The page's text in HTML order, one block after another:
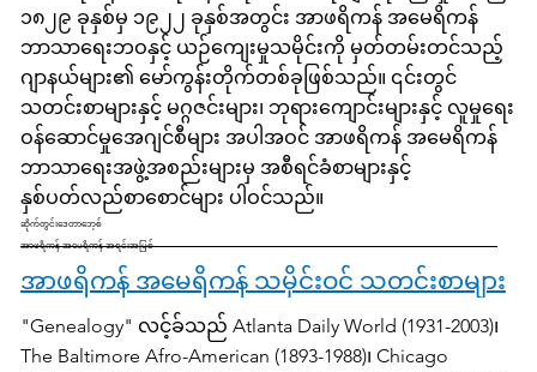
၁၈၂၉ ခုနှစ်မှ ၁၉၂၂ ခုနှစ်အတွင်း အာဖရိကန် အမေရိကန်
ဘာသာရေးဘဝနှင့် ယဉ်ကျေးမှုသမိုင်းကို မှတ်တမ်းတင်သည့်
ဂျာနယ်များ၏ မော်ကွန်းတိုက်တစ်ခုဖြစ်သည်။ ၎င်းတွင်
သတင်းစာများနှင့် မဂ္ဂဇင်းများ၊ ဘုရားကျောင်းများနှင့် လူမှုရေး
ဝန်ဆောင်မှုအေဂျင်စီများ အပါအဝင် အာဖရိကန် အမေရိကန်
ဘာသာရေးအဖွဲ့အစည်းများမှ အစီရင်ခံစာများနှင့်
နှစ်ပတ်လည်စာစောင်များ ပါဝင်သည်။
ဆိုက်တွင်းဒေတာဘေ့စ်
အာဖရိကန် အမေရိကန် အရင်းအမြစ်
အာဖရိကန် အမေရိကန် သမိုင်းဝင် သတင်းစာများ
"Genealogy" လင့်ခ်သည် Atlanta Daily World (1931-2003)၊
The Baltimore Afro-American (1893-1988)၊ Chicago